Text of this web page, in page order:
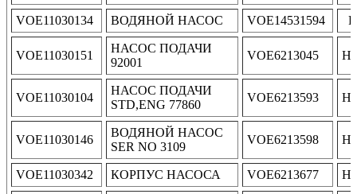
VOE11030134 ВОДЯНОЙ НАСОС VOE14531594
VOE11030151
НАСОС ПОДАЧИ
92001
VOE6213045
VOE11030104
НАСОС ПОДАЧИ
STD,ENG 77860
VOE6213593
VOE11030146
ВОДЯНОЙ НАСОС
SER NO 3109
VOE6213598
VOE11030342 КОРПУС НАСОСА VOE6213677